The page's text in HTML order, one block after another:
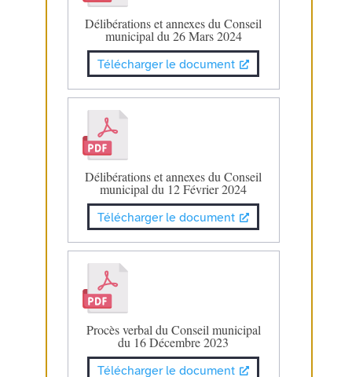
Délibérations et annexes du Conseil
municipal du 26 Mars 2024
Télécharger le document
Délibérations et annexes du Conseil
municipal du 12 Février 2024
Télécharger le document
Procès verbal du Conseil municipal
du 16 Décembre 2023
Télécharger le document